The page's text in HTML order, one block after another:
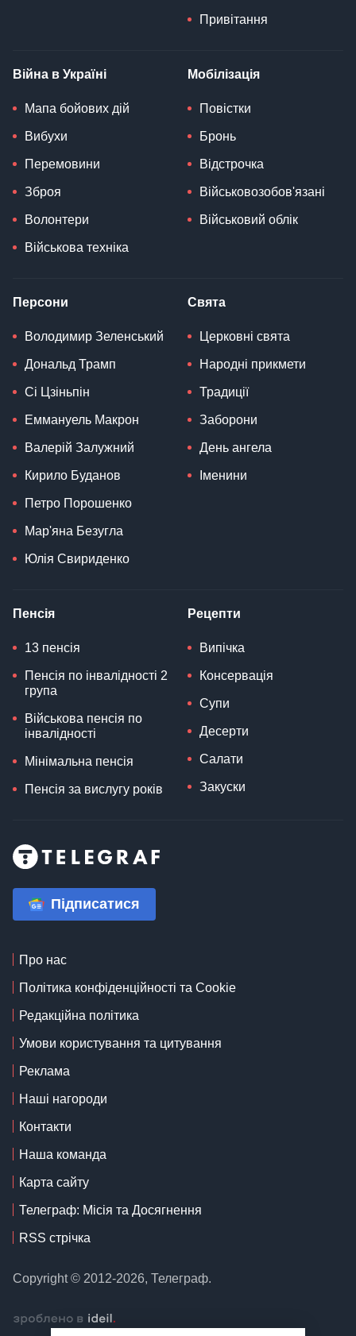
Привітання
Війна в Україні
Мапа бойових дій
Вибухи
Перемовини
Зброя
Волонтери
Військова техніка
Мобілізація
Повістки
Бронь
Відстрочка
Військовозобов'язані
Військовий облік
Персони
Володимир Зеленський
Дональд Трамп
Сі Цзіньпін
Еммануель Макрон
Валерій Залужний
Кирило Буданов
Петро Порошенко
Мар'яна Безугла
Юлія Свириденко
Свята
Церковні свята
Народні прикмети
Традиції
Заборони
День ангела
Іменини
Пенсія
13 пенсія
Пенсія по інвалідності 2
група
Військова пенсія по
інвалідності
Мінімальна пенсія
Пенсія за вислугу років
Рецепти
Випічка
Консервація
Супи
Десерти
Салати
Закуски
Підписатися
Про нас
Політика конфіденційності та Cookie
Редакційна політика
Умови користування та цитування
Реклама
Наші нагороди
Контакти
Наша команда
Карта сайту
Телеграф: Місія та Досягнення
RSS стрічка
Copyright © 2012-2026, Телеграф.